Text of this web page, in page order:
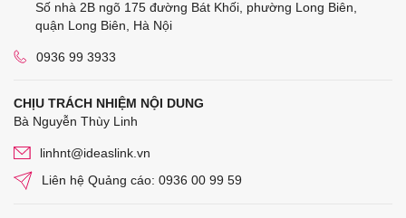
Số nhà 2B ngõ 175 đường Bát Khối, phường Long Biên,
quận Long Biên, Hà Nội
0936 99 3933
CHỊU TRÁCH NHIỆM NỘI DUNG
Bà Nguyễn Thùy Linh
linhnt@ideaslink.vn
Liên hệ Quảng cáo: 0936 00 99 59